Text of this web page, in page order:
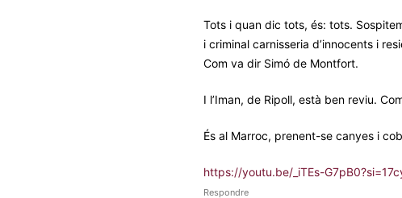
Tots i quan dic tots, és: tots.
i criminal carnisseria d’innocents i
Com va dir Simó de Montfort.
I l’Iman, de Ripoll, està ben reviu.
És al Marroc, prenent-se canyes i
https://youtu.be/_iTEs-
Respondre